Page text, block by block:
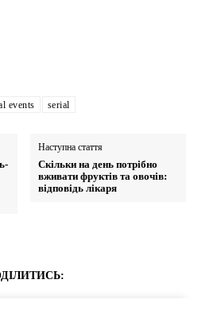
events serial
Наступна стаття
Скільки на день потрібно
вживати фруктів та овочів:
відповідь лікаря